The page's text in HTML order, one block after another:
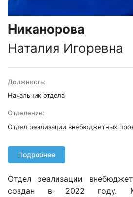
Никанорова
Наталия Игоревна
Должность:
Начальник отдела
Отделение:
Отдел реализации внебюджетных
Подробнее
Отдел реализации
создан в 2022 году.